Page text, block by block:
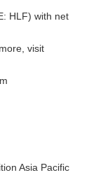
HLF) with net
visit
Asia Pacific